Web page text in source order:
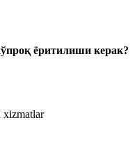
ёритилиши керак?
xizmatlar